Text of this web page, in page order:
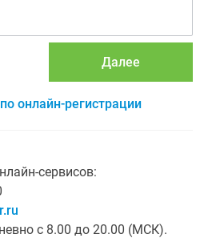
Далее
онлайн-регистрации
сервисов:
с 8.00 до 20.00 (МСК).